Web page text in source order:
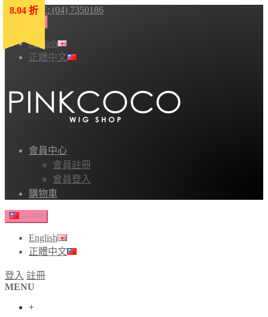
HOTLINE: (04) 7350186
English
正體中文
會員中心
會員註冊
會員登入
購物車
zh-TW
English
正體中文
登入 註冊
MENU
+
8.04 折
8.04 折
8.04 折
7.96 折
8.04 折